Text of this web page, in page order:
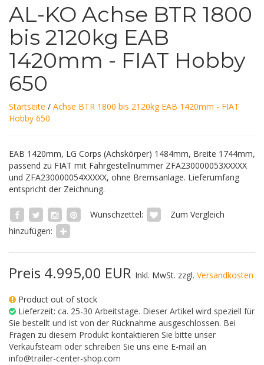
AL-KO Achse BTR 1800
bis 2120kg EAB
1420mm - FIAT Hobby
650
Startseite / Achse BTR 1800 bis 2120kg EAB 1420mm - FIAT
Hobby 650
EAB 1420mm, LG Corps (Achskörper) 1484mm, Breite 1744mm,
passend zu FIAT mit Fahrgestellnummer ZFA230000053XXXXX
und ZFA230000054XXXXX, ohne Bremsanlage. Lieferumfang
entspricht der Zeichnung.
Wunschzettel:
Zum Vergleich
hinzufügen:
Preis 4.995,00 EUR Inkl. MwSt. zzgl. Versandkosten
Product out of stock
Lieferzeit: ca. 25-30 Arbeitstage. Dieser Artikel wird speziell für
Sie bestellt und ist von der Rücknahme ausgeschlossen. Bei
Fragen zu diesem Produkt kontaktieren Sie bitte unser
Verkaufsteam oder schreiben Sie uns eine E-mail an
info@trailer-center-shop.com